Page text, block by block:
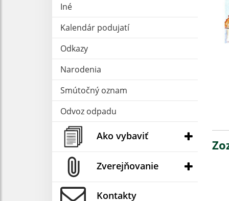
Iné
Kalendár podujatí
Odkazy
Narodenia
Smútočný oznam
Odvoz odpadu
Ako vybaviť
Zverejňovanie
Kontakty